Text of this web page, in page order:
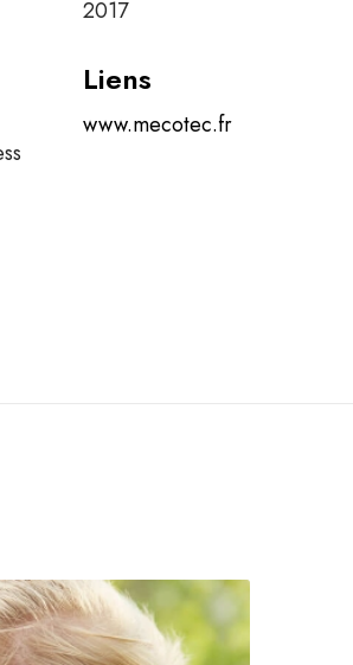
2017
Liens
www.mecotec.fr